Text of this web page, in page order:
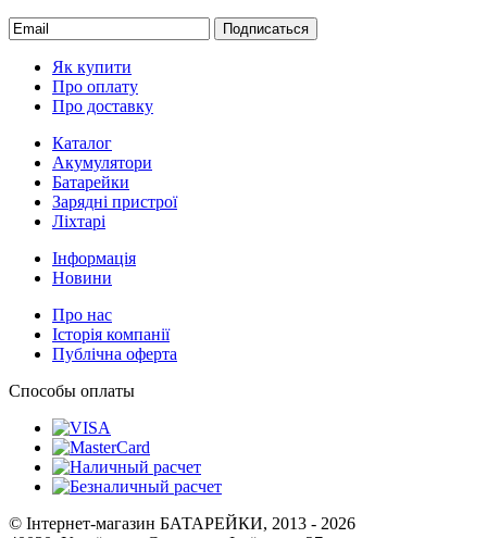
Подписаться
Як купити
Про оплату
Про доставку
Каталог
Акумулятори
Батарейки
Зарядні пристрої
Ліхтарі
Інформація
Новини
Про нас
Історія компанії
Публічна оферта
Способы оплаты
© Інтернет-магазин БАТАРЕЙКИ, 2013 - 2026